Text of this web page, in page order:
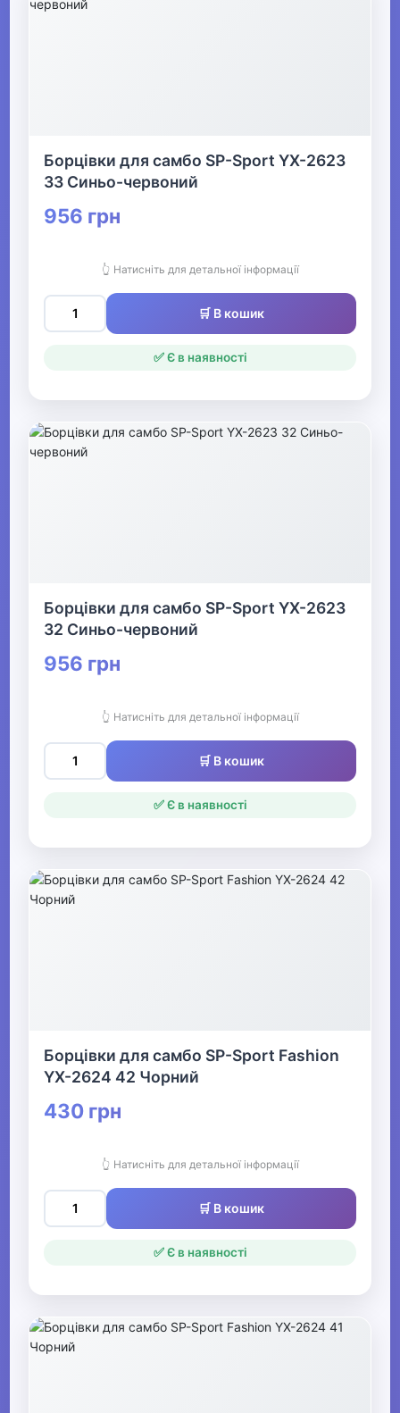
Борцівки для самбо SP-Sport YX-2623
33 Синьо-червоний
956 грн
👆 Натисніть для детальної інформації
🛒 В кошик
✅ Є в наявності
Борцівки для самбо SP-Sport YX-2623
32 Синьо-червоний
956 грн
👆 Натисніть для детальної інформації
🛒 В кошик
✅ Є в наявності
Борцівки для самбо SP-Sport Fashion
YX-2624 42 Чорний
430 грн
👆 Натисніть для детальної інформації
🛒 В кошик
✅ Є в наявності